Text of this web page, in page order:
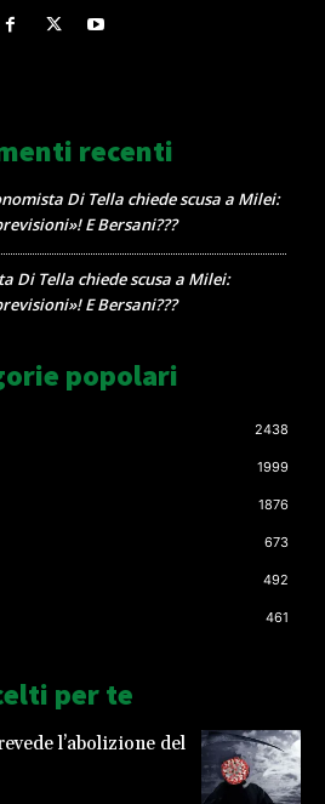
recenti
Di Tella chiede scusa a Milei:
E Bersani???
Di Tella chiede scusa a Milei:
E Bersani???
popolari
2438
1999
1876
673
492
461
per te
l’abolizione del